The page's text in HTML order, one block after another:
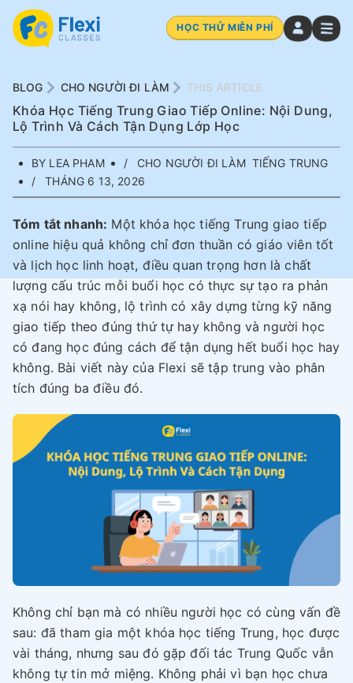
HỌC THỬ MIỄN PHÍ
BLOG CHO NGƯỜI ĐI LÀM THIS ARTICLE
Khóa Học Tiếng Trung Giao Tiếp Online: Nội Dung,
Lộ Trình Và Cách Tận Dụng Lớp Học
BY LEA PHAM CHO NGƯỜI ĐI LÀM TIẾNG TRUNG
THÁNG 6 13, 2026
Tóm tắt nhanh: Một khóa học tiếng Trung giao tiếp
online hiệu quả không chỉ đơn thuần có giáo viên tốt
và lịch học linh hoạt, điều quan trọng hơn là chất
lượng cấu trúc mỗi buổi học có thực sự tạo ra phản
xạ nói hay không, lộ trình có xây dựng từng kỹ năng
giao tiếp theo đúng thứ tự hay không và người học
có đang học đúng cách để tận dụng hết buổi học hay
không. Bài viết này của Flexi sẽ tập trung vào phân
tích đúng ba điều đó.
Không chỉ bạn mà có nhiều người học có cùng vấn đề
sau: đã tham gia một khóa học tiếng Trung, học được
vài tháng, nhưng sau đó gặp đối tác Trung Quốc vẫn
không tự tin mở miệng. Không phải vì bạn học chưa